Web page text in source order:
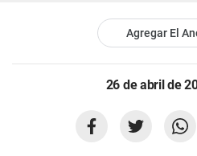
Agregar El
26 de abril de